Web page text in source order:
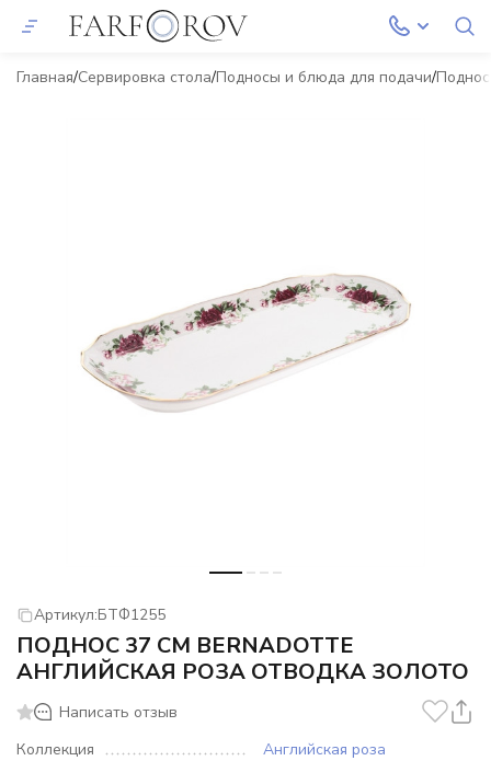
Главная Сервировка стола Подносы и блюда для подачи
Артикул:БТФ1255
ПОДНОС 37 СМ BERNADOTTE
АНГЛИЙСКАЯ РОЗА ОТВОДКА ЗОЛОТО
Написать отзыв
Коллекция
Английская роза